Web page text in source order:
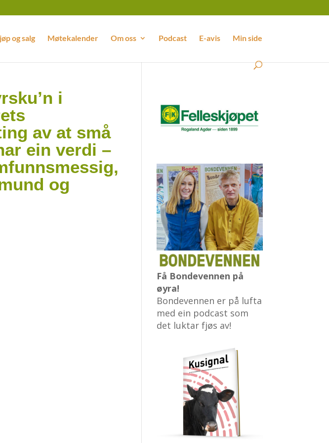
og salg Møtekalender Om oss Podcast E-avis Min side
i
av at små
ein verdi –
og
Få Bondevennen på
øyra!
Bondevennen er på lufta
med ein podcast som
det luktar fjøs av!